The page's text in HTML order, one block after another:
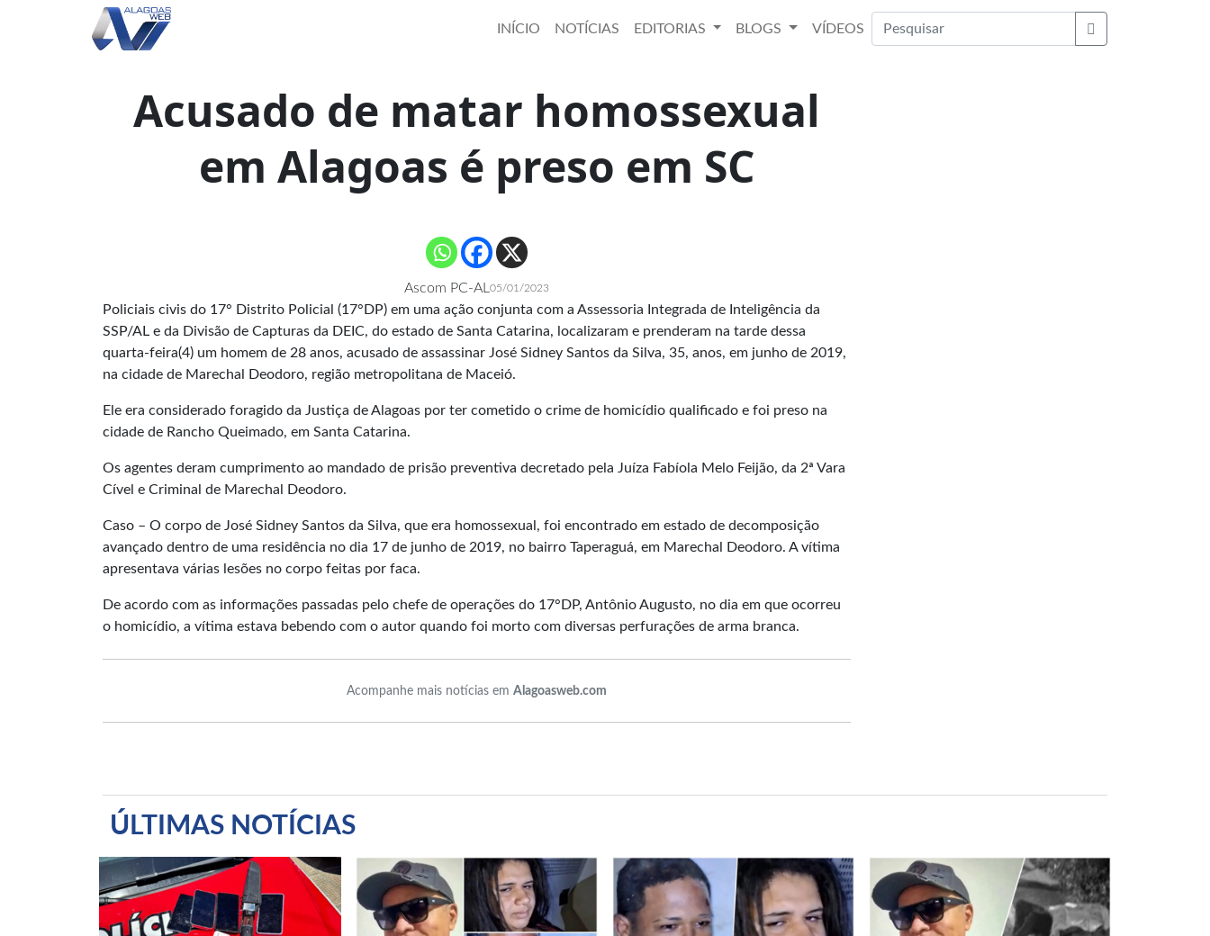
INÍCIO NOTÍCIAS EDITORIAS BLOGS
VÍDEOS
Buscar
Acusado de matar homossexual
em Alagoas é preso em SC
Ascom PC-AL 05/01/2023
Policiais civis do 17° Distrito Policial (17°DP) em uma ação conjunta com a Assessoria Integrada de Inteligência da
SSP/AL e da Divisão de Capturas da DEIC, do estado de Santa Catarina, localizaram e prenderam na tarde dessa
quarta-feira(4) um homem de 28 anos, acusado de assassinar José Sidney Santos da Silva, 35, anos, em junho de 2019,
na cidade de Marechal Deodoro, região metropolitana de Maceió.
Ele era considerado foragido da Justiça de Alagoas por ter cometido o crime de homicídio qualificado e foi preso na
cidade de Rancho Queimado, em Santa Catarina.
Os agentes deram cumprimento ao mandado de prisão preventiva decretado pela Juíza Fabíola Melo Feijão, da 2ª Vara
Cível e Criminal de Marechal Deodoro.
Caso – O corpo de José Sidney Santos da Silva, que era homossexual, foi encontrado em estado de decomposição
avançado dentro de uma residência no dia 17 de junho de 2019, no bairro Taperaguá, em Marechal Deodoro. A vítima
apresentava várias lesões no corpo feitas por faca.
De acordo com as informações passadas pelo chefe de operações do 17°DP, Antônio Augusto, no dia em que ocorreu
o homicídio, a vítima estava bebendo com o autor quando foi morto com diversas perfurações de arma branca.
Acompanhe mais notícias em Alagoasweb.com
ÚLTIMAS NOTÍCIAS